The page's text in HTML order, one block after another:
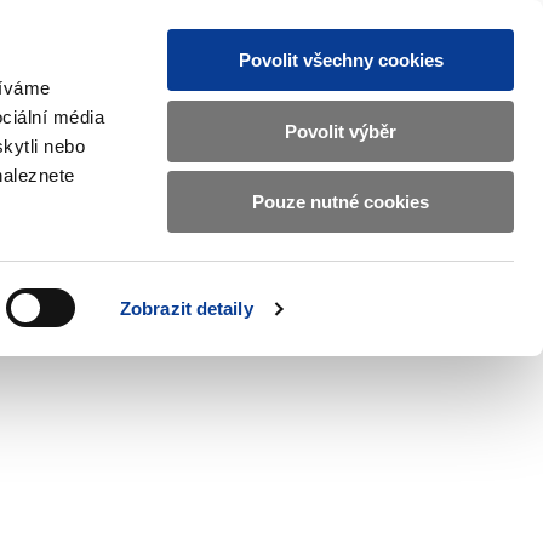
média
nebo
Zobrazit detaily
Povolit všechny cookies
Povolit výběr
Pouze nutné cookies
CZ EN
Základní
informace
o
Ministerstvu
financí
submenu
EU
submenu